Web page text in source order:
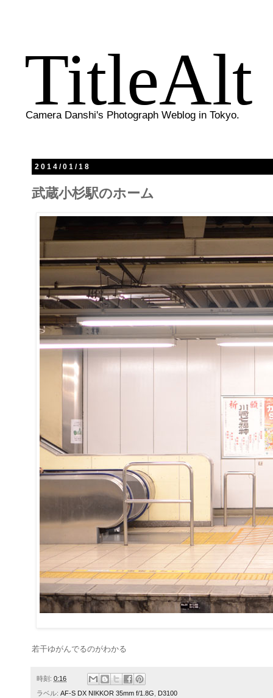
TitleAlt
Camera Danshi's Photograph Weblog in Tokyo.
2014/01/18
武蔵小杉駅のホーム
若干ゆがんでるのがわかる
時刻: 0:16
ラベル: AF-S DX NIKKOR 35mm f/1.8G D3100